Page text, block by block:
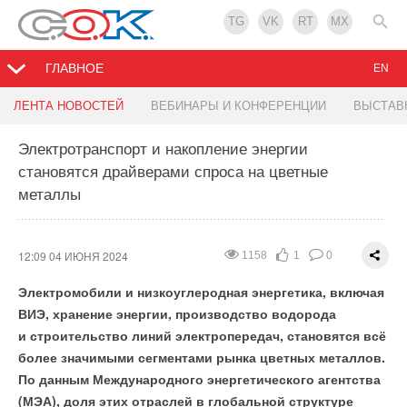
TG VK RT MX
ГЛАВНОЕ
ЛЕНТА НОВОСТЕЙ ВЕБИНАРЫ И КОНФЕРЕНЦИИ
EN
Электротранспорт и накопление энергии
становятся драйверами спроса на цветные
металлы
1158 1 0
12:09 04 ИЮНЯ 2024
Электромобили и низкоуглеродная энергетика, включая
ВИЭ, хранение энергии, производство водорода
и строительство линий электропередач, становятся всё
более значимыми сегментами рынка цветных металлов.
По данным Международного энергетического агентства
(МЭА), доля этих отраслей в глобальной структуре
Россети и ГК Цифра объединят компетенции
1597 2
12:45 03 ИЮНЯ 2024
Китай представил новый план действий по
1630 2
12:42 03 ИЮНЯ 2024
Представительство международной компании
1802 1
12:36 03 ИЮНЯ 2024
Найден способ удешевить производство литий-
1405 2
12:35 03 ИЮНЯ 2024